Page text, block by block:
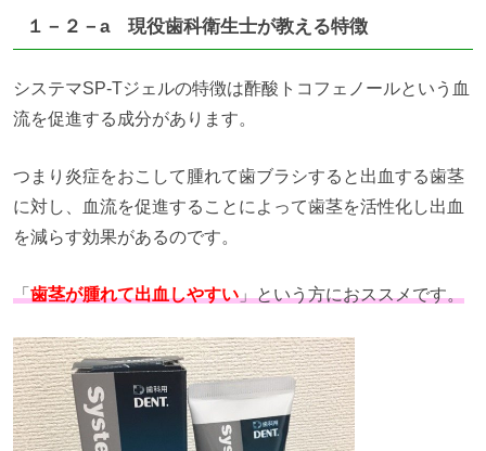
１－２－a 現役歯科衛生士が教える特徴
システマSP-Tジェルの特徴は酢酸トコフェノールという血
流を促進する成分があります。
つまり炎症をおこして腫れて歯ブラシすると出血する歯茎
に対し、血流を促進することによって歯茎を活性化し出血
を減らす効果があるのです。
「歯茎が腫れて出血しやすい」という方におススメです。